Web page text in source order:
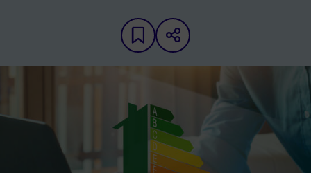
Ajouter aux favoris
Partager sur les